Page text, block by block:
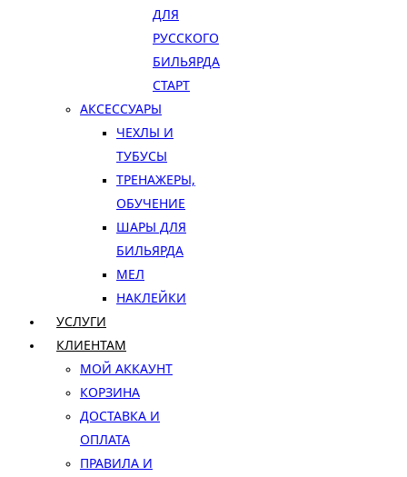
ДЛЯ
РУССКОГО
БИЛЬЯРДА
СТАРТ
АКСЕССУАРЫ
ЧЕХЛЫ И
ТУБУСЫ
ТРЕНАЖЕРЫ,
ОБУЧЕНИЕ
ШАРЫ ДЛЯ
БИЛЬЯРДА
МЕЛ
НАКЛЕЙКИ
УСЛУГИ
КЛИЕНТАМ
МОЙ АККАУНТ
КОРЗИНА
ДОСТАВКА И
ОПЛАТА
ПРАВИЛА И